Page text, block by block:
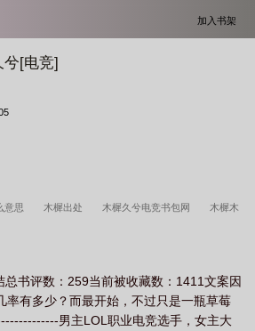
加入书架
兮[电竞]
意思 木樨出处 木樨久兮电竞书包网 木樨木
意思 木樨by 木樨指的是什么 木樨读音是什
木樨怎么解释 木樨有什么含义 木樨是干嘛
书评数：259当前被收藏数：1411文案因
率有多少？而最开始，不过只是一瓶草莓
男主LOL职业电竞选手，女主大